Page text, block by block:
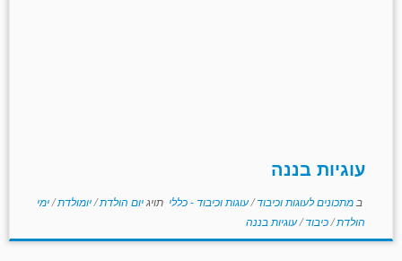
עוגיות בננה
ב מתכונים לעוגות וכיבוד/עוגות וכיבוד - כללי תויגיום הולדת/יומולדת/ימי
הולדת/כיבוד/עוגיות בננה